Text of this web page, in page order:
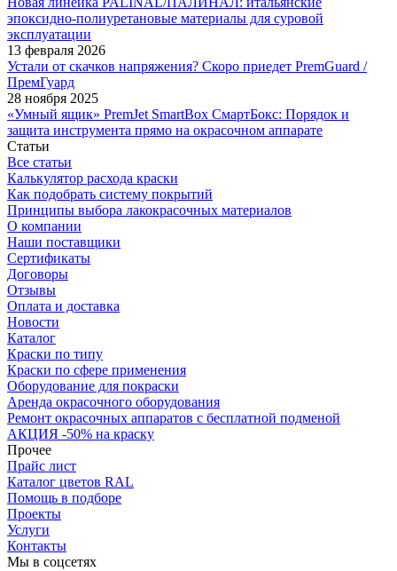
эпоксидно-полиуретановые материалы для суровой
эксплуатации
13 февраля 2026
Устали от скачков напряжения? Скоро приедет PremGuard /
ПремГуард
28 ноября 2025
«Умный ящик» PremJet SmartBox СмартБокс: Порядок и
защита инструмента прямо на окрасочном аппарате
Статьи
Все статьи
Калькулятор расхода краски
Как подобрать систему покрытий
Принципы выбора лакокрасочных материалов
О компании
Наши поставщики
Сертификаты
Договоры
Отзывы
Оплата и доставка
Новости
Каталог
Краски по типу
Краски по сфере применения
Оборудование для покраски
Аренда окрасочного оборудования
Ремонт окрасочных аппаратов с бесплатной подменой
АКЦИЯ -50% на краску
Прочее
Прайс лист
Каталог цветов RAL
Помощь в подборе
Проекты
Услуги
Контакты
Мы в соцсетях